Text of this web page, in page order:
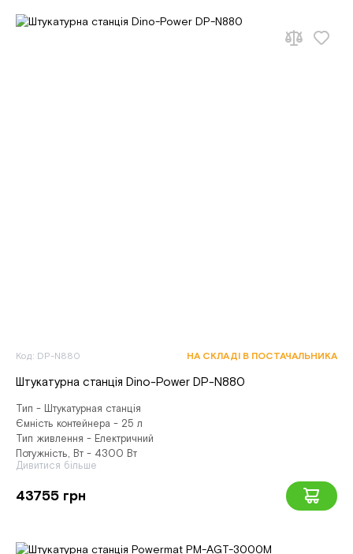
Код: DP-N880 НА СКЛАДІ В ПОСТАЧАЛЬНИКА
Штукатурна станція Dino-Power DP-N880
Тип - Штукатурная станція
Ємність контейнера - 25 л
Тип живлення - Електричний
Потужність, Вт - 4300 Вт
Дивитися більше
43755 грн